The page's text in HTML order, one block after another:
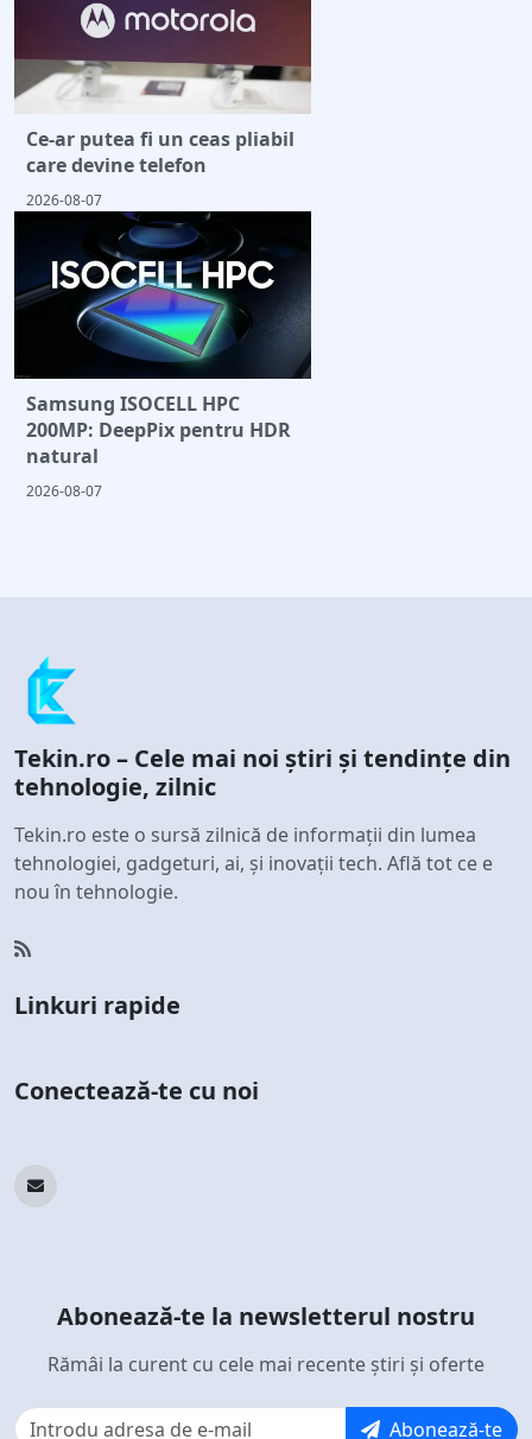
Ce-ar putea fi un ceas pliabil
care devine telefon
2026-08-07
Samsung ISOCELL HPC
200MP: DeepPix pentru HDR
natural
2026-08-07
Tekin.ro – Cele mai noi știri și tendințe din
tehnologie, zilnic
Tekin.ro este o sursă zilnică de informații din lumea
tehnologiei, gadgeturi, ai, și inovații tech. Află tot ce e
nou în tehnologie.
Linkuri rapide
Conectează-te cu noi
Abonează-te la newsletterul nostru
Rămâi la curent cu cele mai recente știri și oferte
Abonează-te